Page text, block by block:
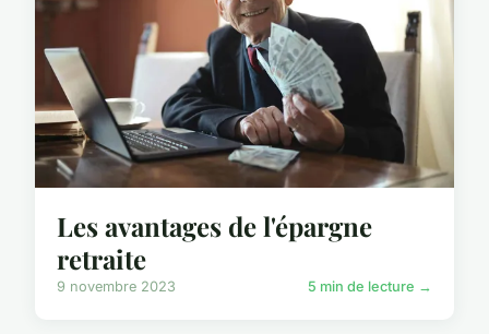
Les avantages de l'épargne
retraite
9 novembre 2023 5 min de lecture →